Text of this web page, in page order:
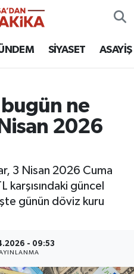
SİYASET ASAYİŞ
bugün ne
2026
3 Nisan 2026 Cuma
karşısındaki güncel
günün döviz kuru
- 09:53